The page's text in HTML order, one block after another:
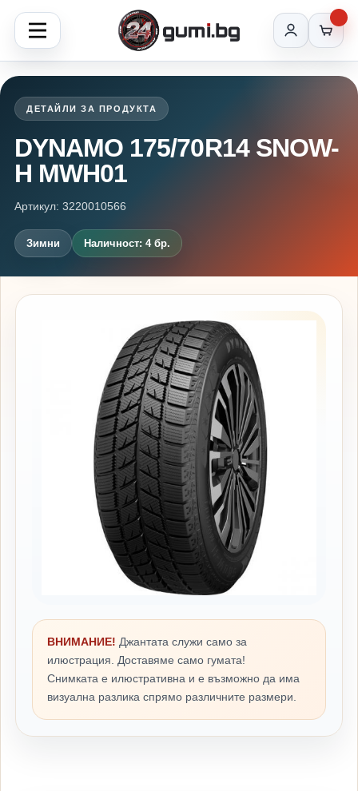
ДЕТАЙЛИ ЗА ПРОДУКТА
DYNAMO 175/70R14 SNOW-
H MWH01
Артикул: 3220010566
Зимни Наличност: 4 бр.
ВНИМАНИЕ! Джантата служи само за
илюстрация. Доставяме само гумата!
Снимката е илюстративна и е възможно да има
визуална разлика спрямо различните размери.